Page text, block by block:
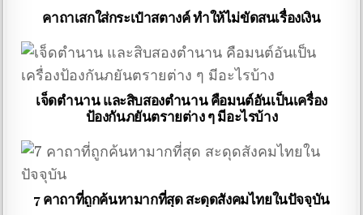
คาถาเสกใส่กระเป๋าสตางค์ ทำให้ไม่ขัดสนเรื่องเงิน
เจ็ดตำนาน และสิบสองตำนาน คือมนต์อันเป็นเครื่อง
ป้องกันภยันตรายต่าง ๆ มีอะไรบ้าง
7 คาถาที่ถูกค้นหามากที่สุด สะดุดสังคมไทยในปัจจุบัน